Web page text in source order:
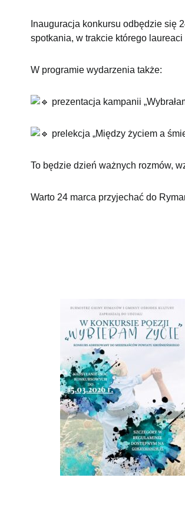
Inauguracja konkursu odbędzie się
spotkania, w trakcie którego
W programie wydarzenia także:
prezentacja kampanii
prelekcja „Między życiem a
To będzie dzień ważnych rozmów,
Warto 24 marca przyjechać do